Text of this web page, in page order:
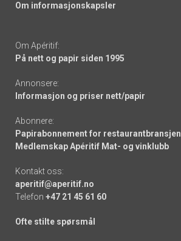
Om informasjonskapsler
Om Apéritif:
På nett og papir siden 1995
Annonsere:
Informasjon og priser nett/papir
Abonnere:
Papirabonnement for restaurantbransjen
Medlemskap Apéritif Mat- og vinklubb
Kontakt oss:
aperitif@aperitif.no
Telefon +47 21 45 61 60
Ofte stilte spørsmål